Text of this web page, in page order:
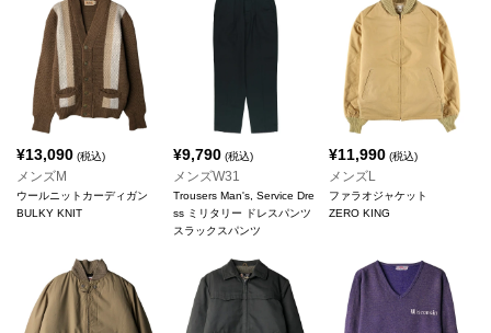
¥13,090 (税込)
メンズM
ウールニットカーディガン
BULKY KNIT
¥9,790(税込)
メンズW31
Trousers Man's, Service Dre
ss ミリタリー ドレスパンツ
スラックスパンツ
¥11,990 (税込)
メンズL
ファラオジャケット
ZERO KING